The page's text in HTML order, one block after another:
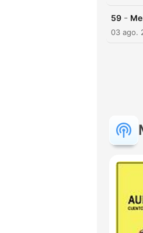
59 -
03 ago.